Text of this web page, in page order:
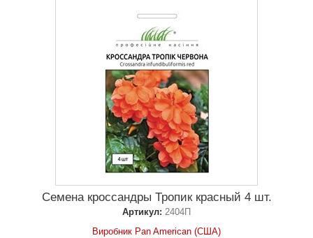
Семена кроссандры Тропик красный 4 шт.
Артикул: 2404П
Виробник Pan American (США)